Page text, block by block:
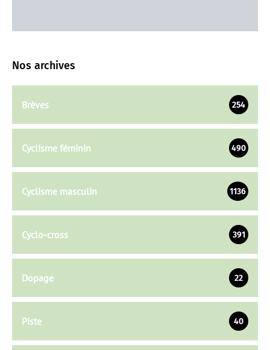
Nos archives
Brèves 254
Cyclisme féminin 490
Cyclisme masculin 1136
Cyclo-cross 391
Dopage 22
Piste 40